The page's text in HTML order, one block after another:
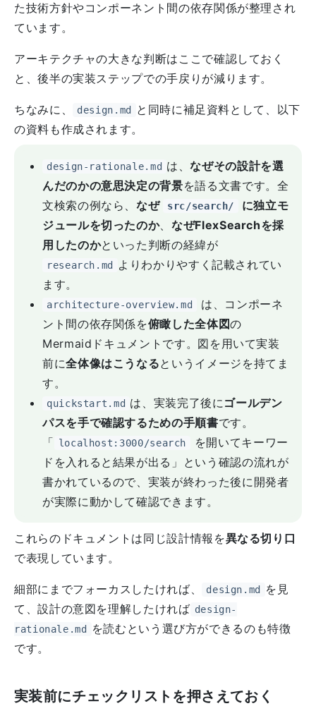
た技術方針やコンポーネント間の依存関係が整理され
ています。
アーキテクチャの大きな判断はここで確認しておく
と、後半の実装ステップでの手戻りが減ります。
ちなみに、 design.md
と同時に補足資料として、以下
の資料も作成されます。
design-rationale.md は、なぜその設計を選
んだのかの意思決定の背景を語る文書です。全
文検索の例なら、なぜ src/search/
に独立モ
ジュールを切ったのか、なぜFlexSearchを採
用したのかといった判断の経緯が
research.md
よりわかりやすく記載されてい
ます。
architecture-overview.md
は、コンポーネ
ント間の依存関係を俯瞰した全体図の
Mermaidドキュメントです。図を用いて実装
前に全体像はこうなるというイメージを持てま
す。
quickstart.md は、実装完了後にゴールデン
パスを手で確認するための手順書です。
「 localhost:3000/search
を開いてキーワー
ドを入れると結果が出る」という確認の流れが
書かれているので、実装が終わった後に開発者
が実際に動かして確認できます。
これらのドキュメントは同じ設計情報を異なる切り口
で表現しています。
細部にまでフォーカスしたければ、 design.md
を見
て、設計の意図を理解したければ design-
rationale.md
を読むという選び方ができるのも特徴
です。
実装前にチェックリストを押さえておく